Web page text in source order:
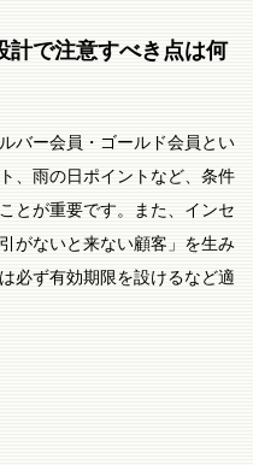
計で注意すべき点は何
バー会員・ゴールド会員とい
、雨の日ポイントなど、条件
とが重要です。また、インセ
がないと来ない顧客」を生み
必ず有効期限を設けるなど適